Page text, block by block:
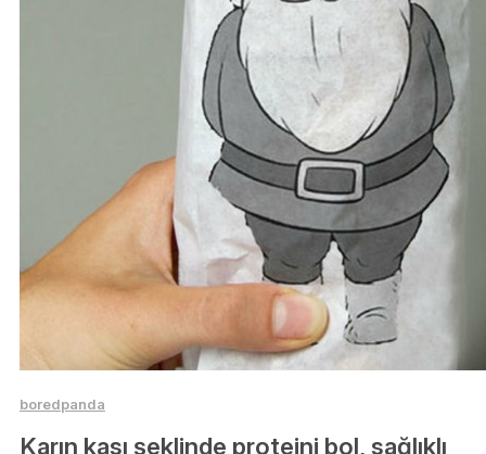
boredpanda
Karın kası şeklinde proteini bol, sağlıklı